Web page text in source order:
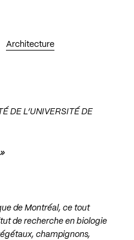
Architecture
DE L’UNIVERSITÉ DE
de Montréal, ce tout
de recherche en biologie
champignons,